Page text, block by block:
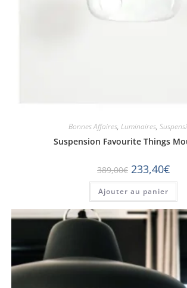
Bonnes Affaires, Luminaires,
Suspension Favourite Things
389,00€ 233,40€
Ajouter au panier